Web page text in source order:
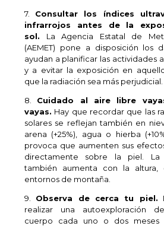
7. Consultar los índices
infrarrojos antes de la
sol. La Agencia Estatal de
(AEMET) pone a disposición los
ayudan a planificar las actividades
y a evitar la exposición en
que la radiación sea más perjudicial.
8. Cuidado al aire libre
vayas. Hay que recordar que las
solares se reflejan también en
arena (+25%), agua o hierba
provoca que aumenten sus
directamente sobre la piel. La
también aumenta con la altura,
entornos de montaña.
9. Observa de cerca tu piel.
realizar una autoexploración
cuerpo cada uno o dos meses